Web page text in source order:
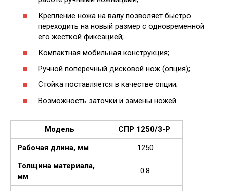
Крепление ножа на валу позволяет быстро
переходить на новый размер с одновременной
его жесткой фиксацией;
Компактная мобильная конструкция;
Ручной поперечный дисковой нож (опция);
Стойка поставляется в качестве опции;
Возможность заточки и замены ножей.
Модель
СПР 1250/3-Р
Рабочая длина, мм
1250
Толщина материала,
мм
0.8